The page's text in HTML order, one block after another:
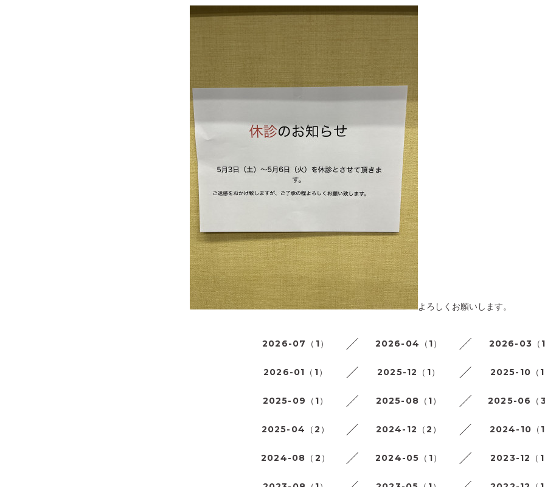
よろしくお願いします。
2026-07（1） 2026-04（1） 2026-03（1
2026-01（1） 2025-12（1） 2025-10（1
2025-09（1） 2025-08（1） 2025-06（3
2025-04（2） 2024-12（2） 2024-10（1
2024-08（2） 2024-05（1） 2023-12（1